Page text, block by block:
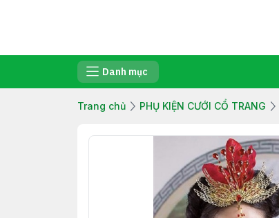
Danh mục
Trang chủ PHỤ KIỆN CƯỚI CỔ TRANG